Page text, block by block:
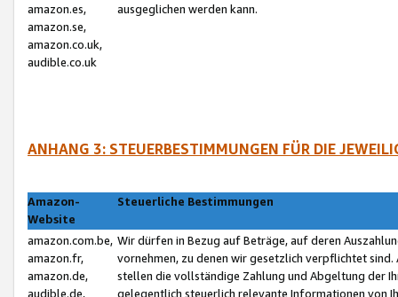
amazon.es,
amazon.se,
amazon.co.uk,
audible.co.uk
ausgeglichen werden kann.
ANHANG 3: STEUERBESTIMMUNGEN FÜR DIE
Amazon-
Website
Steuerliche Bestimmungen
amazon.com.be,
amazon.fr,
amazon.de,
audible.de,
Wir dürfen in Bezug auf Beträge, auf deren
vornehmen, zu denen wir gesetzlich verpflichtet
stellen die vollständige Zahlung und Abgeltung der
gelegentlich steuerlich relevante Informationen von